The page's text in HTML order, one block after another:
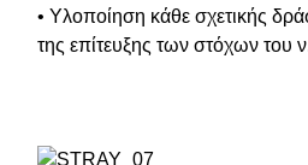
• Υλοποίηση κάθε σχετικής
της επίτευξης των στόχων του